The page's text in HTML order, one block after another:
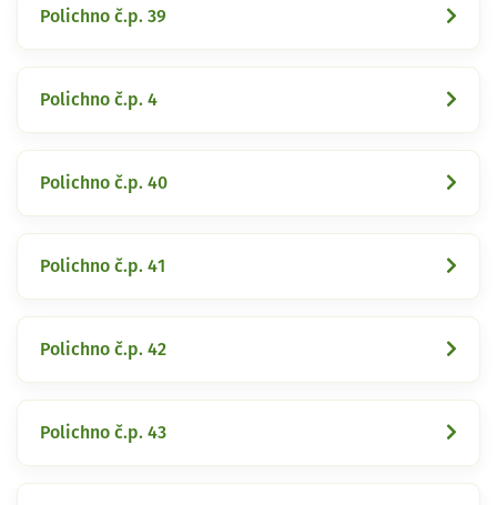
Polichno č.p. 39
Polichno č.p. 4
Polichno č.p. 40
Polichno č.p. 41
Polichno č.p. 42
Polichno č.p. 43